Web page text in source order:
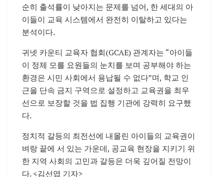
순히 출석률이 낮아지는 문제를 넘어, 한 세대의 아
이들이 교육 시스템에서 완전히 이탈하고 있다는
분석이다.
귀넷 카운티 교육자 협회(GCAE) 관계자는 “아이들
이 정체 모를 요원들의 눈치를 보며 공부해야 하는
환경은 시민 사회에서 용납될 수 없다”며, 학교 인
근을 단속 금지 구역으로 설정하고 교육권을 최우
선으로 보장할 것을 법 집행 기관에 강력히 요구했
다.
정치적 갈등의 최전선에 내몰린 아이들의 교육권이
벼랑 끝에 서 있는 가운데, 공교육 현장을 지키기 위
한 지역 사회의 고민과 갈등은 더욱 깊어질 전망이
다. <김선엽 기자>